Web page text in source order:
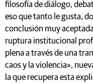
filosofía de diálogo,
eso que tanto le gusta,
conclusión muy
ruptura institucional
plena a través de una
caos y la violencia»,
la que recupera esta